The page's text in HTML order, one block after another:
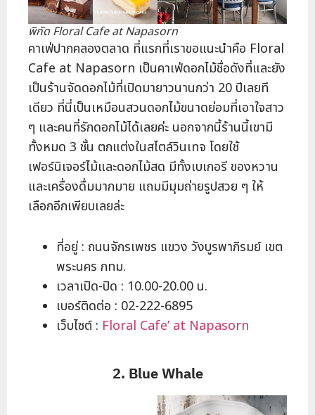
พิกัด Floral Cafe at Napasorn
คาเฟ่ปากคลองตลาด ที่แรกที่เราขอแนะนำคือ Floral
Cafe at Napasorn เป็นคาเฟ่ดอกไม้ชื่อดังที่และยัง
เป็นร้านจัดดอกไม้ที่เปิดมายาวนานกว่า 20 ปีเลยที
เดียว ที่นี่เป็นเหมือนสวนดอกไม้ขนาดย่อมที่เอาใจสาว
ๆ และคนที่รักดอกไม้ได้เลยค่ะ นอกจากนี้ร้านนี้เขามี
ทั้งหมด 3 ชั้น ตกแต่งในสไตล์วินเทจ โดยใช้
เฟอร์นิเจอร์ไม้และดอกไม้สด มีทั้งเบเกอรี ของหวาน
และเครื่องดื่มมากมาย แถมมีมุมถ่ายรูปสวย ๆ ให้
เลือกอีกเพียบเลยล่ะ
ที่อยู่ : ถนนจักรเพชร แขวง วังบูรพาภิรมย์ เขต
พระนคร กทม.
เวลาเปิด-ปิด : 10.00-20.00 น.
เบอร์ติดต่อ : 02-222-6895
เว็บไซต์ : Floral Cafe’ at Napasorn
2. Blue Whale